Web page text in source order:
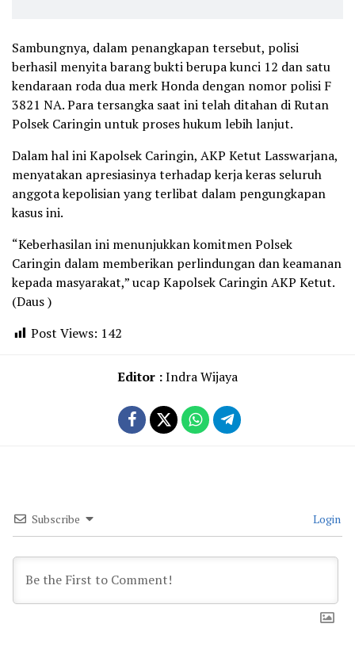
Sambungnya, dalam penangkapan tersebut, polisi
berhasil menyita barang bukti berupa kunci 12 dan satu
kendaraan roda dua merk Honda dengan nomor polisi F
3821 NA. Para tersangka saat ini telah ditahan di Rutan
Polsek Caringin untuk proses hukum lebih lanjut.
Dalam hal ini Kapolsek Caringin, AKP Ketut Lasswarjana,
menyatakan apresiasinya terhadap kerja keras seluruh
anggota kepolisian yang terlibat dalam pengungkapan
kasus ini.
“Keberhasilan ini menunjukkan komitmen Polsek
Caringin dalam memberikan perlindungan dan keamanan
kepada masyarakat,” ucap Kapolsek Caringin AKP Ketut.
(Daus )
Post Views: 142
Editor :Indra Wijaya
Subscribe Login